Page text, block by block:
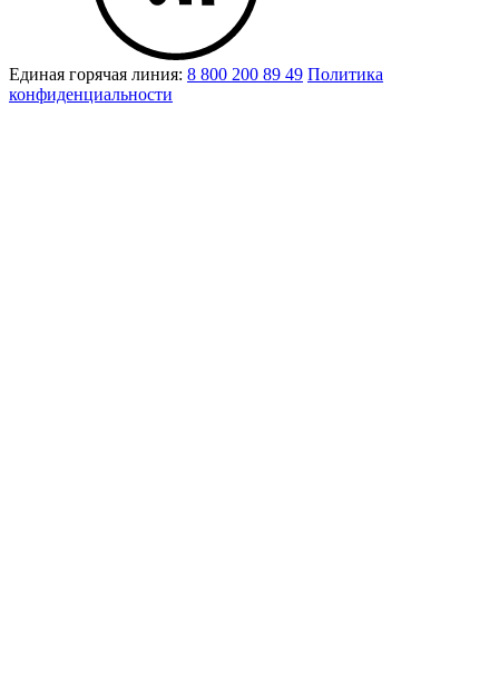
Единая горячая линия: 8 800 200 89 49 Политика
конфиденциальности